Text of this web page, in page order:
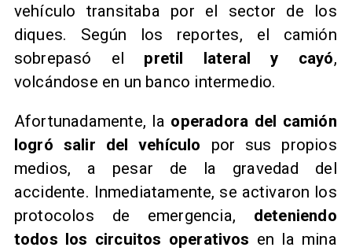
vehículo transitaba por el sector de los
diques. Según los reportes, el camión
sobrepasó el pretil lateral y cayó,
volcándose en un banco intermedio.
Afortunadamente, la operadora del camión
logró salir del vehículo por sus propios
medios, a pesar de la gravedad del
accidente. Inmediatamente, se activaron los
protocolos de emergencia, deteniendo
todos los circuitos operativos en la mina